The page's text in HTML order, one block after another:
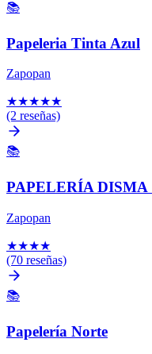
📚
Papeleria Tinta Azul
Zapopan
★★★★★
(2 reseñas)
📚
PAPELERÍA DISMA
Zapopan
★★★★
(70 reseñas)
📚
Papelería Norte